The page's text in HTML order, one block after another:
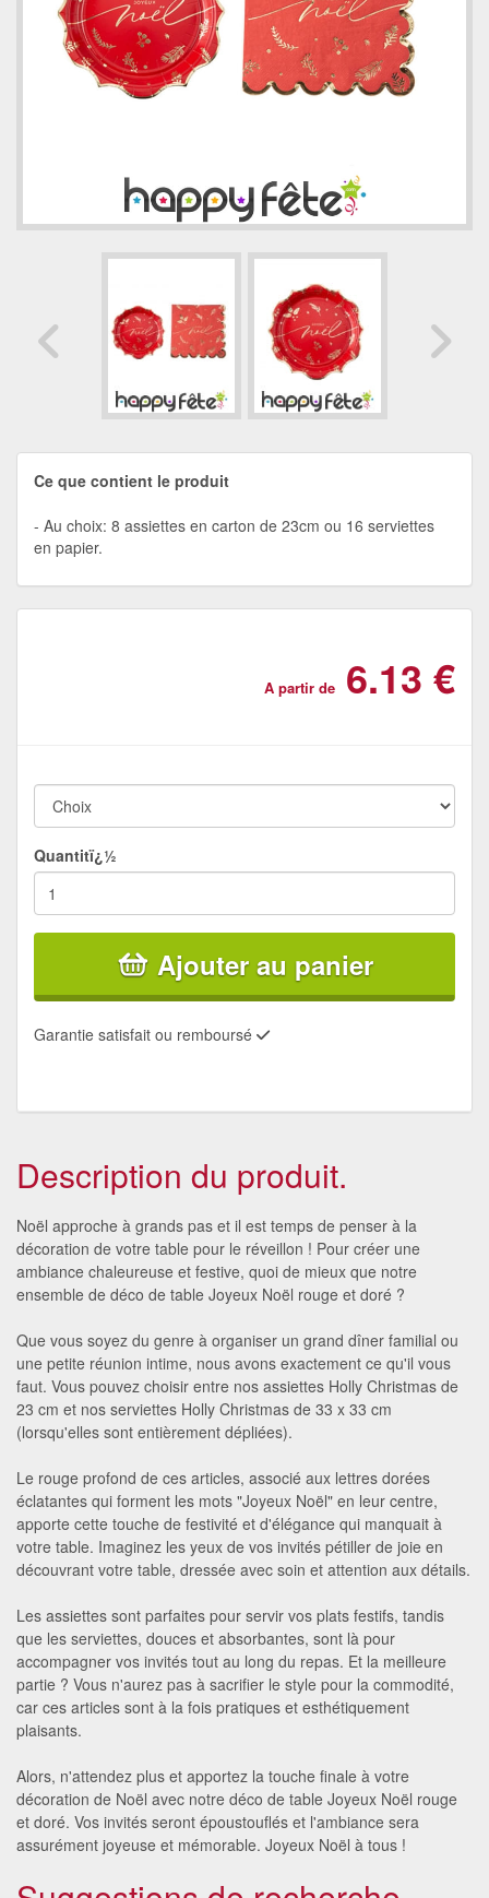
Ce que contient le produit
Au choix: 8 assiettes en carton de 23cm ou 16 serviettes
en papier.
A partir de 6.13 €
Quantitï¿½
Ajouter au panier
Garantie satisfait ou remboursé
Description du produit.
Noël approche à grands pas et il est temps de penser à la
décoration de votre table pour le réveillon ! Pour créer une
ambiance chaleureuse et festive, quoi de mieux que notre
ensemble de déco de table Joyeux Noël rouge et doré ?
Que vous soyez du genre à organiser un grand dîner familial ou
une petite réunion intime, nous avons exactement ce qu'il vous
faut. Vous pouvez choisir entre nos assiettes Holly Christmas de
23 cm et nos serviettes Holly Christmas de 33 x 33 cm
(lorsqu'elles sont entièrement dépliées).
Le rouge profond de ces articles, associé aux lettres dorées
éclatantes qui forment les mots "Joyeux Noël" en leur centre,
apporte cette touche de festivité et d'élégance qui manquait à
votre table. Imaginez les yeux de vos invités pétiller de joie en
découvrant votre table, dressée avec soin et attention aux détails.
Les assiettes sont parfaites pour servir vos plats festifs, tandis
que les serviettes, douces et absorbantes, sont là pour
accompagner vos invités tout au long du repas. Et la meilleure
partie ? Vous n'aurez pas à sacrifier le style pour la commodité,
car ces articles sont à la fois pratiques et esthétiquement
plaisants.
Alors, n'attendez plus et apportez la touche finale à votre
décoration de Noël avec notre déco de table Joyeux Noël rouge
et doré. Vos invités seront époustouflés et l'ambiance sera
assurément joyeuse et mémorable. Joyeux Noël à tous !